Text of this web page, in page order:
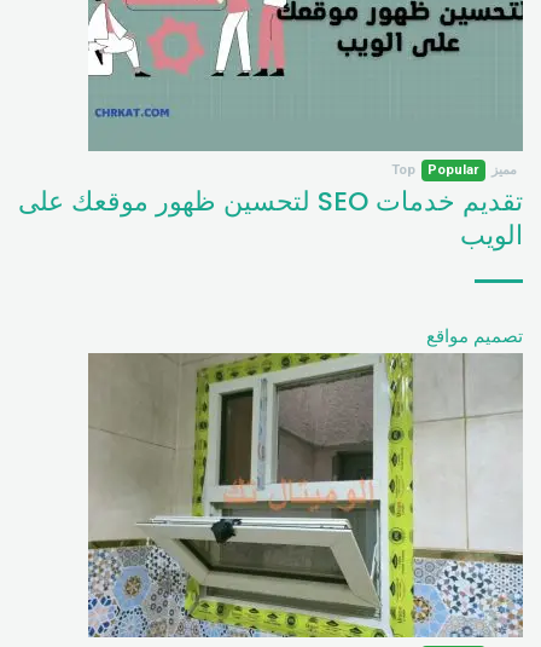
مميز Popular
Top
تقديم خدمات SEO لتحسين ظهور موقعك على
الويب
تصميم مواقع